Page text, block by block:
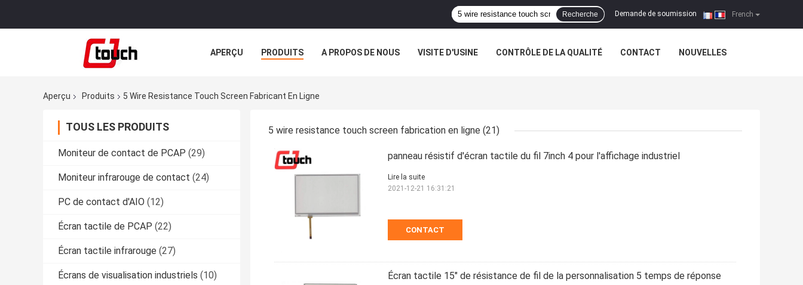
French
Demande de soumission |
Recherche
APERÇU PRODUITS A PROPOS DE NOUS VISITE D'USINE CONTRÔLE DE LA QUALITÉ CONTACT NOUVELLES
Aperçu
Produits 5 Wire Resistance Touch Screen Fabricant En Ligne
TOUS LES PRODUITS
Moniteur de contact de PCAP (29)
Moniteur infrarouge de contact (24)
PC de contact d'AIO (12)
Écran tactile de PCAP (22)
Écran tactile infrarouge (27)
Écrans de visualisation industriels (10)
5 wire resistance touch screen fabrication en ligne (21)
panneau résistif d'écran tactile du fil 7inch 4 pour l'affichage industriel
CONTACT
Lire la suite
2021-12-21 16:31:21
Écran tactile 15" de résistance de fil de la personnalisation 5 temps de réponse